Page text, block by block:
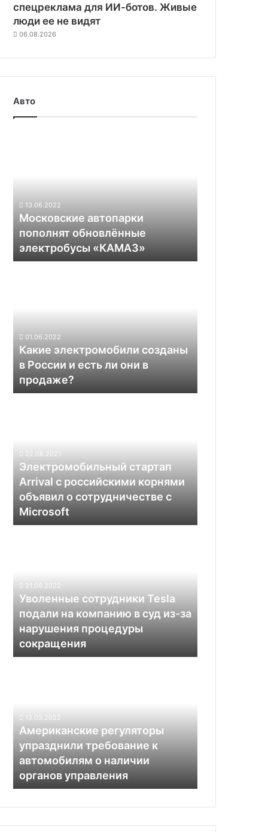
спецреклама для ИИ-ботов. Живые
люди ее не видят
06.08.2026
Авто
13.06.2022
Московские автопарки
пополнят обновлённые
электробусы «КАМАЗ»
есть
ли
они
продаже?
01.06.2022
Какие электромобили созданы
в России и есть ли они в
продаже?
корнями
сотрудничестве
Microsoft
22.08.2021
Электромобильный стартап
Arrival с российскими корнями
объявил о сотрудничестве с
Microsoft
компанию
суд
из-
за
нарушения
21.06.2022
Уволенные сотрудники Tesla
подали на компанию в суд из-за
нарушения процедуры
сокращения
автомобилям
наличии
органов
управления
13.03.2022
Американские регуляторы
упразднили требование к
автомобилям о наличии
органов управления